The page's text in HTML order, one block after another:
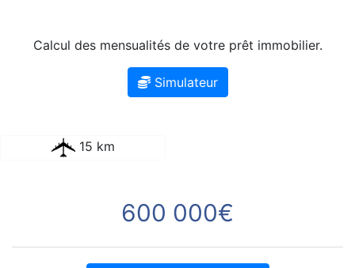
Calcul des mensualités de votre prêt immobilier.
Simulateur
15 km
600 000€